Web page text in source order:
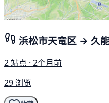
浜松市天竜区 → 久
2 站点 · 2个月前
29 浏览